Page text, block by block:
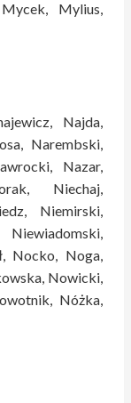
Mylius,
Najda,
Narembski,
Nazar,
Niechaj,
Niemirski,
Nocko, Noga,
Nowicki,
Nóżka,